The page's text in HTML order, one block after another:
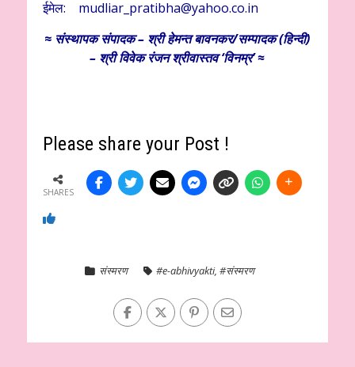
ईमेल: mudliar_pratibha@yahoo.co.in
≈ संस्थापक संपादक – श्री हेमन्त बावनकर/सम्पादक (हिन्दी)
– श्री विवेक रंजन श्रीवास्तव ‘विनम्र’ ≈
Please share your Post !
SHARES
संस्मरण #e-abhivyakti, #संस्मरण